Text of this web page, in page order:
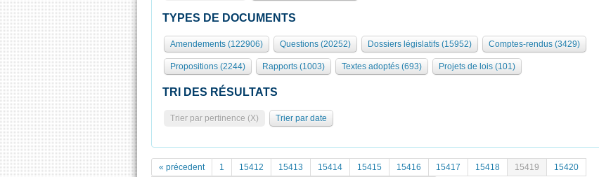
TYPES DE DOCUMENTS
Amendements (122906) Questions (20252) Dossiers législatifs (15952) Comptes-rendus (3429)
Propositions (2244) Rapports (1003) Textes adoptés (693) Projets de lois (101)
TRI DES RÉSULTATS
Trier par pertinence (X) Trier par date
« précedent 1 15412 15413 15414 15415 15416 15417 15418 15419
15420